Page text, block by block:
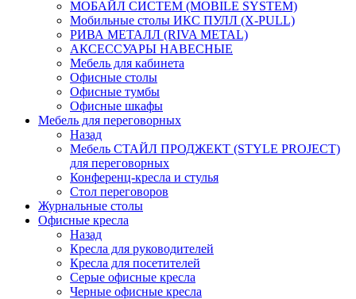
МОБАЙЛ СИСТЕМ (MOBILE SYSTEM)
Мобильные столы ИКС ПУЛЛ (X-PULL)
РИВА МЕТАЛЛ (RIVA METAL)
АКСЕССУАРЫ НАВЕСНЫЕ
Мебель для кабинета
Офисные столы
Офисные тумбы
Офисные шкафы
Мебель для переговорных
Назад
Мебель СТАЙЛ ПРОДЖЕКТ (STYLE PROJECT)
для переговорных
Конференц-кресла и стулья
Стол переговоров
Журнальные столы
Офисные кресла
Назад
Кресла для руководителей
Кресла для посетителей
Серые офисные кресла
Черные офисные кресла